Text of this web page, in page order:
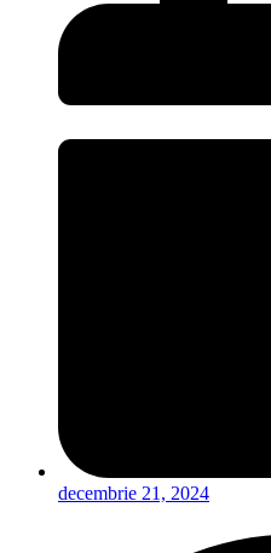
decembrie 21, 2024